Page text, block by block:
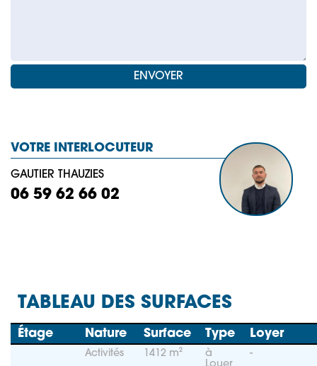
VOTRE INTERLOCUTEUR
GAUTIER THAUZIES
06 59 62 66 02
TABLEAU DES SURFACES
Étage Nature Surface Type Loyer
Activités 1412 m²
à
-